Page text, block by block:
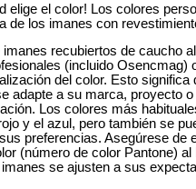
elige el color! Los colores
de los imanes con
recubiertos de caucho
(incluido Osencmag)
del color. Esto significa
adapte a su marca, proyecto
Los colores más
y el azul, pero también se
preferencias. Asegúrese de
(número de color Pantone) al
se ajusten a sus